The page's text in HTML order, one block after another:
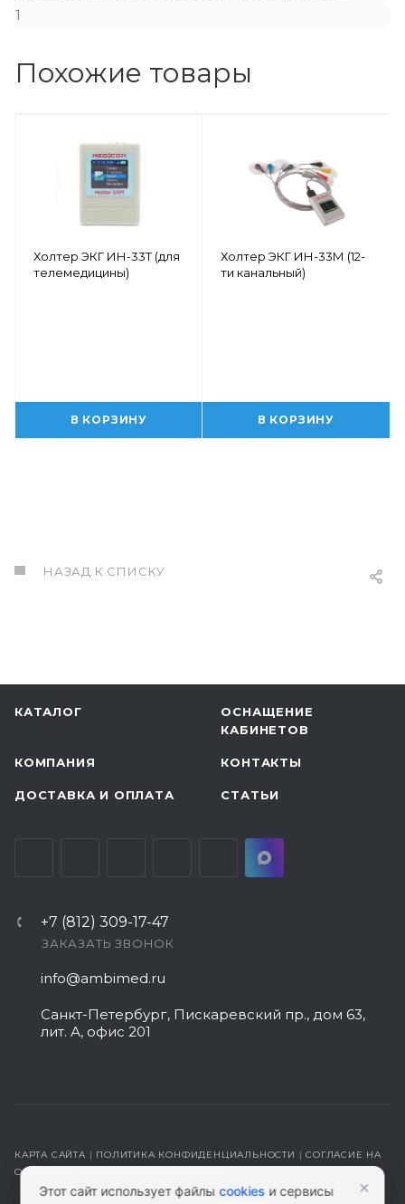
Менеджер сайта
Здравствуйте! Готов помочь
вам. Напишите мне, если у
1
Похожие товары
Холтер ЭКГ ИН-33Т (для
телемедицины)
В КОРЗИНУ
Холтер ЭКГ ИН-33М (12-
ти канальный)
В КОРЗИНУ
НАЗАД К СПИСКУ
КАТАЛОГ
ОСНАЩЕНИЕ
КАБИНЕТОВ
КОМПАНИЯ КОНТАКТЫ
ДОСТАВКА И ОПЛАТА СТАТЬИ
+7 (812) 309-17-47
ЗАКАЗАТЬ ЗВОНОК
info@ambimed.ru
Санкт-Петербург, Пискаревский пр., дом 63,
лит. А, офис 201
КАРТА САЙТА | ПОЛИТИКА КОНФИДЕНЦИАЛЬНОСТИ |СОГЛАСИЕ НА
ОБРАБОТКУ ПЕРСОНАЛЬНЫХ ДАННЫХ
Этот сайт использует файлыcookies и сервисы
×